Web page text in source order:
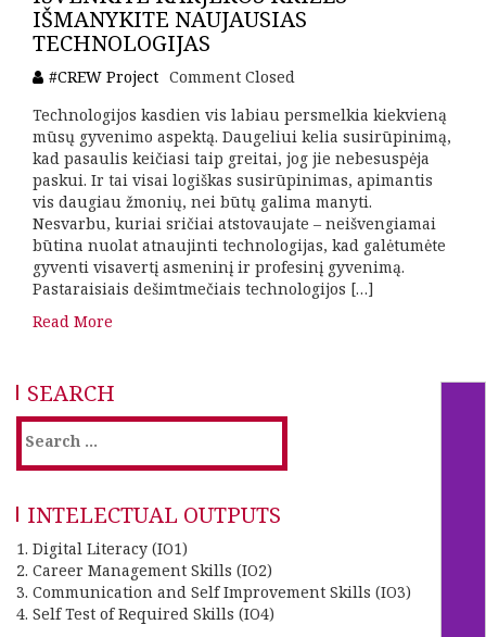
IŠMANYKITE NAUJAUSIAS
TECHNOLOGIJAS
#CREW Project Comment Closed
Technologijos kasdien vis labiau persmelkia kiekvieną
mūsų gyvenimo aspektą. Daugeliui kelia susirūpinimą,
kad pasaulis keičiasi taip greitai, jog jie nebesuspėja
paskui. Ir tai visai logiškas susirūpinimas, apimantis
vis daugiau žmonių, nei būtų galima manyti.
Nesvarbu, kuriai sričiai atstovaujate – neišvengiamai
būtina nuolat atnaujinti technologijas, kad galėtumėte
gyventi visavertį asmeninį ir profesinį gyvenimą.
Pastaraisiais dešimtmečiais technologijos […]
Read More
SEARCH
Search
for:
INTELECTUAL OUTPUTS
1. Digital Literacy (IO1)
2. Career Management Skills (IO2)
3. Communication and Self Improvement Skills (IO3)
4. Self Test of Required Skills (IO4)